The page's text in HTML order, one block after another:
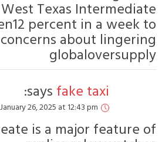
benchmark
(WTI) has
$42 on
Pure hand to